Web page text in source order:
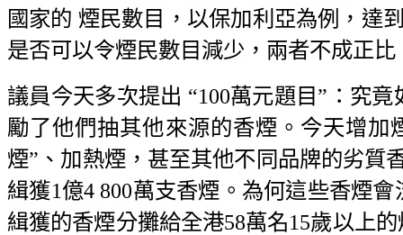
國家的 煙民數目，以保加利亞為例，達
是否可以令煙民數目減少，兩者不成正比
議員今天多次提出 “100萬元題目”：究
勵了他們抽其他來源的香煙。今天增
煙”、加熱煙，甚至其他不同品牌的劣質
緝獲1億4 800萬支香煙。為何這些香煙
緝獲的香煙分攤給全港58萬名15歲以上